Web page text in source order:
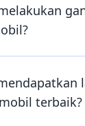
terbaik?